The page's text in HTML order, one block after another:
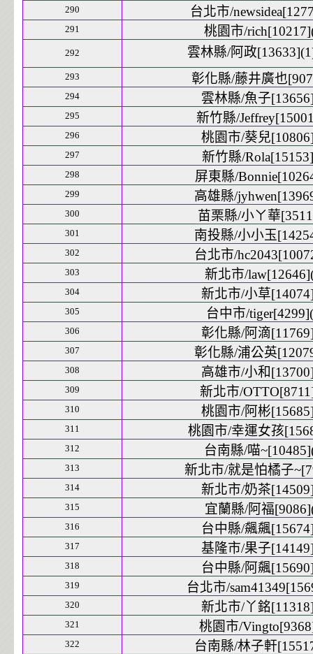
290 台北市/
291 桃園市/
292 雲林縣/阿政
293 彰化縣/藤井廣也
294 雲林縣/魚子
295 新竹縣/
296 桃園市/葵兒
297 新竹縣/
298 屏東縣/
299 高雄縣/
300 苗栗縣/小ㄚ華
301 南投縣/小小玉
302 台北市/
303 新北市/
304 新北市/小草
305 台中市/
306 彰化縣/阿滴
307 彰化縣/浦公英
308 高雄市/小和
309 新北市/
310 桃園市/阿彬
311 桃園市/幸運女孩
312 台南縣/喵
313 新北市/就是怕橘子
314 新北市/奶茶
315 宜蘭縣/阿福
316 台中縣/飆飆
317 基隆市/果子
318 台中縣/阿飆
319 台北市/
320 新北市/丫銘
321 桃園市/
322 台南縣/林子軒